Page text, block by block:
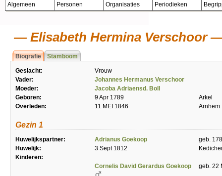
Algemeen Personen Organisaties Periodieken
Elisabeth Hermina Verschoor
Biografie Stamboom
Geslacht:
Vrouw
Vader:
Johannes Hermanus Verschoor
Moeder:
Jacoba Adriaensd. Boll
Geboren:
9 Apr 1789
Arkel
Overleden:
11 MEI 1846 Arnhem
Gezin 1
Huwelijkspartner: Adrianus Goekoop
geb.
Huwelijk:
3 Sept 1812
Kinderen:
Cornelis David Gerardus Goekoop
geb. 22